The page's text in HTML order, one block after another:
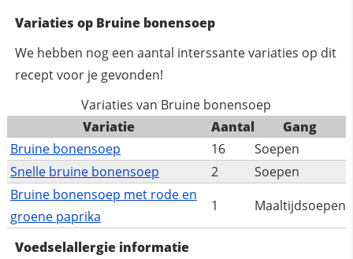
Variaties op Bruine bonensoep
We hebben nog een aantal interssante variaties op dit
recept voor je gevonden!
Variaties van Bruine bonensoep
Variatie
Aantal
Gang
Bruine bonensoep
16
Soepen
Snelle bruine bonensoep
2
Soepen
Bruine bonensoep met rode en
groene paprika
1 Maaltijdsoepen
Voedselallergie informatie